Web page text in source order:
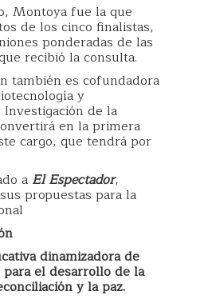
Montoya fue la que
de los cinco finalistas,
ponderadas de las
recibió la consulta.
también es cofundadora
y
de la
en la primera
cargo, que tendrá por
a El Espectador,
propuestas para la
dinamizadora de
para el desarrollo de la
y la paz.